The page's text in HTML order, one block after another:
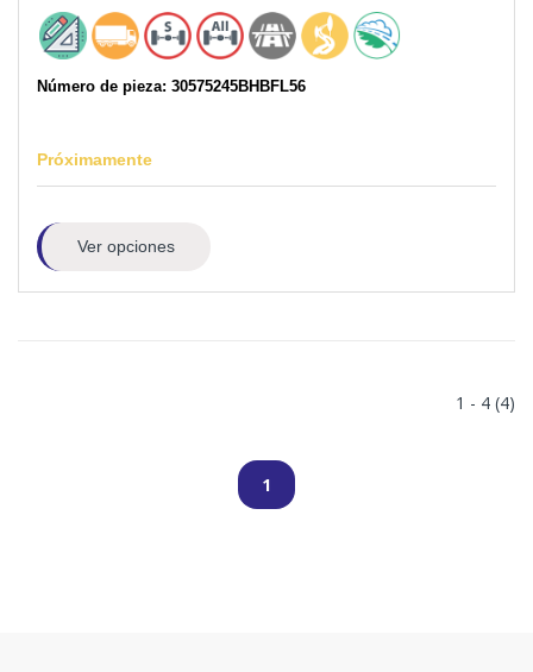
Número de pieza: 30575245BHBFL56
Próximamente
Ver opciones
1 - 4 (4)
1